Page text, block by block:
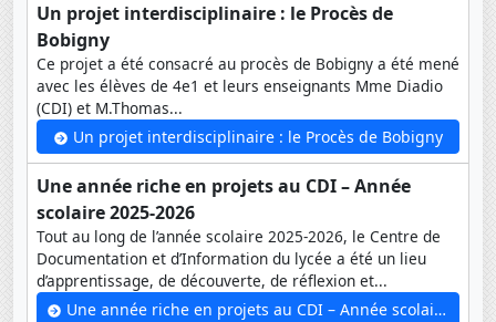
Un projet interdisciplinaire : le Procès de
Bobigny
Ce projet a été consacré au procès de Bobigny a été mené
avec les élèves de 4e1 et leurs enseignants Mme Diadio
(CDI) et M.Thomas...
Un projet interdisciplinaire : le Procès de Bobigny
Une année riche en projets au CDI – Année
scolaire 2025-2026
Tout au long de l’année scolaire 2025-2026, le Centre de
Documentation et d’Information du lycée a été un lieu
d’apprentissage, de découverte, de réflexion et...
Une année riche en projets au CDI – Année scolaire 2025-2026